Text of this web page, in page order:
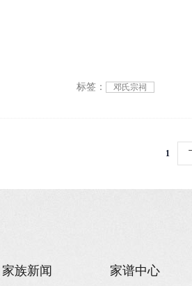
标签： 邓氏宗祠
1
家族新闻 家谱中心